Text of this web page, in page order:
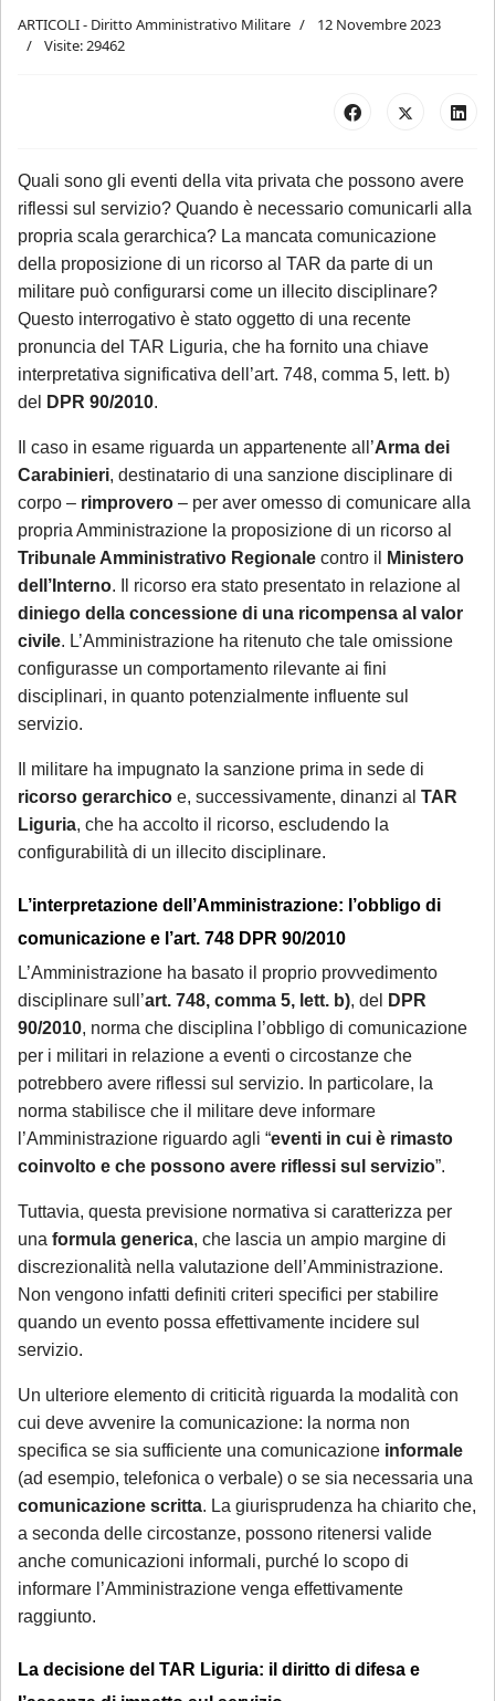
ARTICOLI - Diritto Amministrativo Militare
12 Novembre 2023
Visite: 29462
Quali sono gli eventi della vita privata che possono avere
riflessi sul servizio? Quando è necessario comunicarli alla
propria scala gerarchica? La mancata comunicazione
della proposizione di un ricorso al TAR da parte di un
militare può configurarsi come un illecito disciplinare?
Questo interrogativo è stato oggetto di una recente
pronuncia del TAR Liguria, che ha fornito una chiave
interpretativa significativa dell’art. 748, comma 5, lett. b)
del
DPR 90/2010.
Il caso in esame riguarda un appartenente all’Arma dei
Carabinieri, destinatario di una sanzione disciplinare di
corpo – rimprovero – per aver omesso di comunicare alla
propria Amministrazione la proposizione di un ricorso al
Tribunale Amministrativo Regionale contro il
Ministero
dell’Interno. Il ricorso era stato presentato in relazione al
diniego della concessione di una ricompensa al valor
civile. L’Amministrazione ha ritenuto che tale omissione
configurasse un comportamento rilevante ai fini
disciplinari, in quanto potenzialmente influente sul
servizio.
Il militare ha impugnato la sanzione prima in sede di
ricorso gerarchico e, successivamente, dinanzi al TAR
Liguria, che ha accolto il ricorso, escludendo la
configurabilità di un illecito disciplinare.
L’interpretazione dell’Amministrazione: l’obbligo di
comunicazione e l’art. 748 DPR 90/2010
L’Amministrazione ha basato il proprio provvedimento
disciplinare sull’art. 748, comma 5, lett. b), del
DPR
90/2010, norma che disciplina l’obbligo di comunicazione
per i militari in relazione a eventi o circostanze che
potrebbero avere riflessi sul servizio. In particolare, la
norma stabilisce che il militare deve informare
l’Amministrazione riguardo agli “eventi in cui è rimasto
coinvolto e che possono avere riflessi sul servizio”.
Tuttavia, questa previsione normativa si caratterizza per
una formula generica, che lascia un ampio margine di
discrezionalità nella valutazione dell’Amministrazione.
Non vengono infatti definiti criteri specifici per stabilire
quando un evento possa effettivamente incidere sul
servizio.
Un ulteriore elemento di criticità riguarda la modalità con
cui deve avvenire la comunicazione: la norma non
specifica se sia sufficiente una comunicazione informale
(ad esempio, telefonica o verbale) o se sia necessaria una
comunicazione scritta. La giurisprudenza ha chiarito che,
a seconda delle circostanze, possono ritenersi valide
anche comunicazioni informali, purché lo scopo di
informare l’Amministrazione venga effettivamente
raggiunto.
La decisione del TAR Liguria: il diritto di difesa e